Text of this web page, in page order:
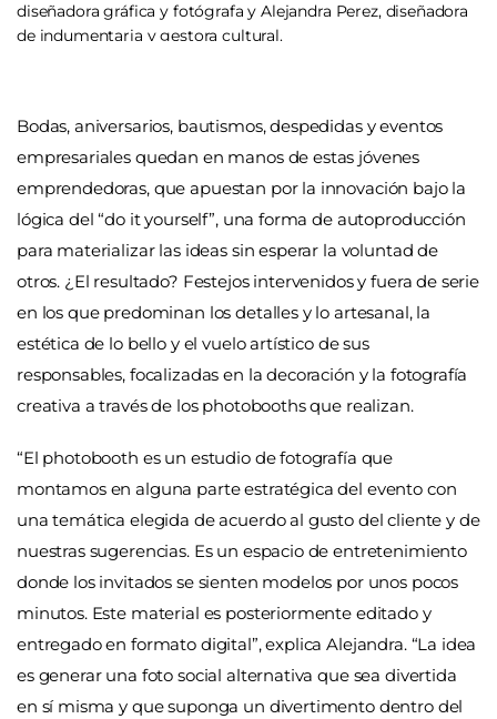
diseñadora gráfica y fotógrafa y Alejandra Perez, diseñadora
de indumentaria y gestora cultural.
Bodas, aniversarios, bautismos, despedidas y eventos
empresariales quedan en manos de estas jóvenes
emprendedoras, que apuestan por la innovación bajo la
lógica del “do it yourself”, una forma de autoproducción
para materializar las ideas sin esperar la voluntad de
otros. ¿El resultado? Festejos intervenidos y fuera de serie
en los que predominan los detalles y lo artesanal, la
estética de lo bello y el vuelo artístico de sus
responsables, focalizadas en la decoración y la fotografía
creativa a través de los photobooths que realizan.
“El photobooth es un estudio de fotografía que
montamos en alguna parte estratégica del evento con
una temática elegida de acuerdo al gusto del cliente y de
nuestras sugerencias. Es un espacio de entretenimiento
donde los invitados se sienten modelos por unos pocos
minutos. Este material es posteriormente editado y
entregado en formato digital”, explica Alejandra. “La idea
es generar una foto social alternativa que sea divertida
en sí misma y que suponga un divertimento dentro del